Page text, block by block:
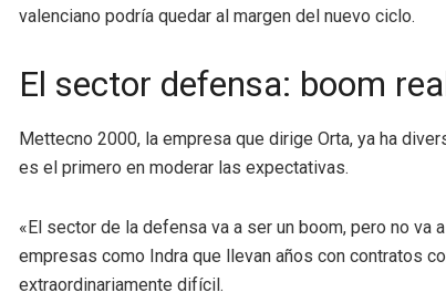
valenciano podría quedar al margen del nuevo ciclo.
El sector defensa: boom
Mettecno 2000, la empresa que dirige Orta, ya ha
es el primero en moderar las expectativas.
«El sector de la defensa va a ser un boom, pero no
empresas como Indra que llevan años con contratos
extraordinariamente difícil.